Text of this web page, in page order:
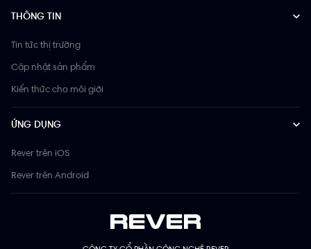
THÔNG TIN
Tin tức thị trường
Cập nhật sản phẩm
Kiến thức cho môi giới
ỨNG DỤNG
Rever trên iOS
Rever trên Android